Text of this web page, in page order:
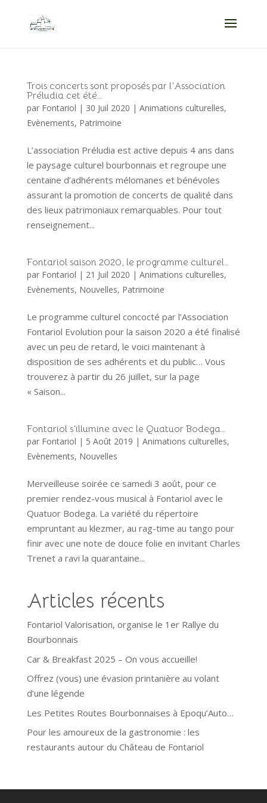
Trois concerts sont proposés par l’Association
Préludia cet été…
par Fontariol | 30 Juil 2020 | Animations culturelles,
Evènements, Patrimoine
L’association Préludia est active depuis 4 ans dans
le paysage culturel bourbonnais et regroupe une
centaine d’adhérents mélomanes et bénévoles
assurant la promotion de concerts de qualité dans
des lieux patrimoniaux remarquables. Pour tout
renseignement...
Fontariol saison 2020, le programme culturel…
par Fontariol | 21 Juil 2020 | Animations culturelles,
Evènements, Nouvelles, Patrimoine
Le programme culturel concocté par l’Association
Fontariol Evolution pour la saison 2020 a été finalisé
avec un peu de retard, le voici maintenant à
disposition de ses adhérents et du public… Vous
trouverez à partir du 26 juillet, sur la page
« Saison...
Fontariol s’illumine avec le Quatuor Bodega…
par Fontariol | 5 Août 2019 | Animations culturelles,
Evènements, Nouvelles
Merveilleuse soirée ce samedi 3 août, pour ce
premier rendez-vous musical à Fontariol avec le
Quatuor Bodega. La variété du répertoire
empruntant au klezmer, au rag-time au tango pour
finir avec une note de douce folie en invitant Charles
Trenet a ravi la quarantaine...
Articles récents
Fontariol Valorisation, organise le 1er Rallye du
Bourbonnais
Car & Breakfast 2025 – On vous accueille!
Offrez (vous) une évasion printanière au volant
d’une légende
Les Petites Routes Bourbonnaises à Epoqu’Auto…
Pour les amoureux de la gastronomie : les
restaurants autour du Château de Fontariol